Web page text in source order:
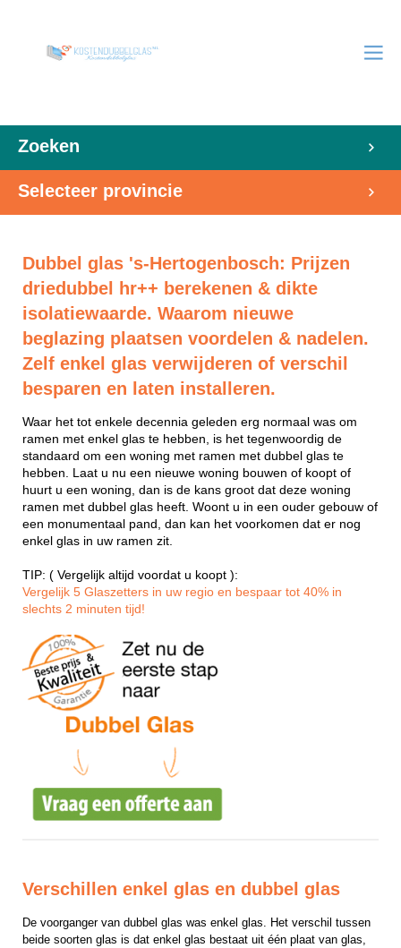
Zoeken
Selecteer provincie
Dubbel glas 's-Hertogenbosch: Prijzen
driedubbel hr++ berekenen & dikte
isolatiewaarde. Waarom nieuwe
beglazing plaatsen voordelen & nadelen.
Zelf enkel glas verwijderen of verschil
besparen en laten installeren.
Waar het tot enkele decennia geleden erg normaal was om
ramen met enkel glas te hebben, is het tegenwoordig de
standaard om een woning met ramen met dubbel glas te
hebben. Laat u nu een nieuwe woning bouwen of koopt of
huurt u een woning, dan is de kans groot dat deze woning
ramen met dubbel glas heeft. Woont u in een ouder gebouw of
een monumentaal pand, dan kan het voorkomen dat er nog
enkel glas in uw ramen zit.
TIP: ( Vergelijk altijd voordat u koopt ):
Vergelijk 5 Glaszetters in uw regio en bespaar tot 40% in
slechts 2 minuten tijd!
Verschillen enkel glas en dubbel glas
De voorganger van dubbel glas was enkel glas. Het verschil tussen
beide soorten glas is dat enkel glas bestaat uit één plaat van glas,